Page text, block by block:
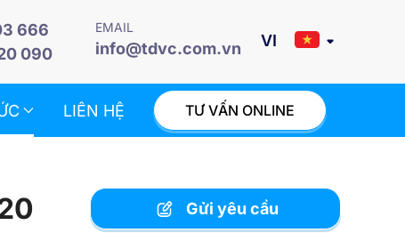
666
090
EMAIL
info@tdvc.com.vn
LIÊN HỆ TƯ VẤN ONLINE
Gửi yêu cầu